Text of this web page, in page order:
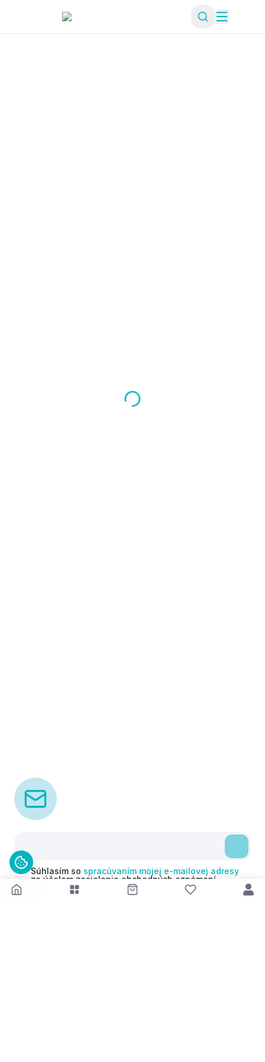
Súhlasím so spracúvaním mojej e-mailovej adresy
za účelom zasielania obchodných oznámení
(newsletterov) v súlade s čl. 6 ods. 1 písm. a)
Nariadenia GDPR. Svoj súhlas môžem kedykoľvek